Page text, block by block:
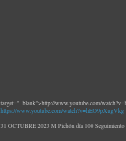
target="_blank">http://www.youtube.com/
https://www.youtube.com/watch?v=hEO9pXugVkg
31 OCTUBRE 2023 M Pichón día 10#